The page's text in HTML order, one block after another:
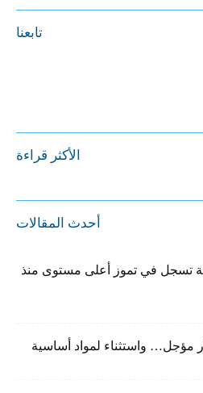
تابعنا
الأكثر قراءة
أحدث المقالات
تسجل في تموز أعلى مستوى منذ
مؤجل… واستثناء لمواد أساسية